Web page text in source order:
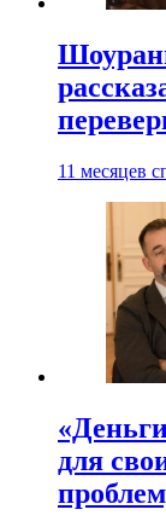
11 месяцев
для